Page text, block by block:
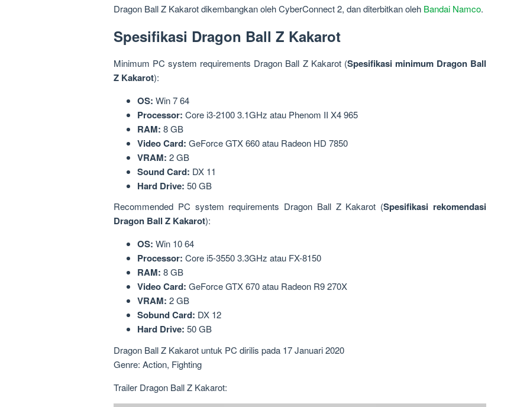
Dragon Ball Z Kakarot dikembangkan oleh CyberConnect 2, dan diterbitkan oleh Bandai Namco.
Spesifikasi Dragon Ball Z Kakarot
Minimum PC system requirements Dragon Ball Z Kakarot (Spesifikasi minimum Dragon Ball
Z Kakarot):
OS: Win 7 64
Processor: Core i3-2100 3.1GHz atau Phenom II X4 965
RAM: 8 GB
Video Card: GeForce GTX 660 atau Radeon HD 7850
VRAM: 2 GB
Sound Card: DX 11
Hard Drive: 50 GB
Recommended PC system requirements Dragon Ball Z Kakarot (Spesifikasi rekomendasi
Dragon Ball Z Kakarot):
OS: Win 10 64
Processor: Core i5-3550 3.3GHz atau FX-8150
RAM: 8 GB
Video Card: GeForce GTX 670 atau Radeon R9 270X
VRAM: 2 GB
Sobund Card: DX 12
Hard Drive: 50 GB
Dragon Ball Z Kakarot untuk PC dirilis pada 17 Januari 2020
Genre: Action, Fighting
Trailer Dragon Ball Z Kakarot: